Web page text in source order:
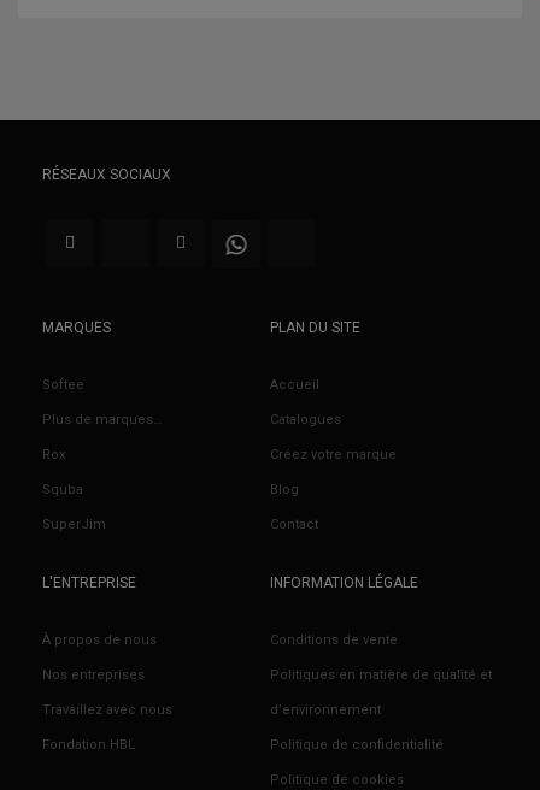
RÉSEAUX SOCIAUX
MARQUES
Softee
Plus de marques…
Rox
Squba
SuperJim
PLAN DU SITE
Accueil
Catalogues
Créez votre marque
Blog
Contact
L'ENTREPRISE
À propos de nous
Nos entreprises
Travaillez avec nous
Fondation HBL
INFORMATION LÉGALE
Conditions de vente
Politiques en matière de qualité et
d’environnement
Politique de confidentialité
Politique de cookies